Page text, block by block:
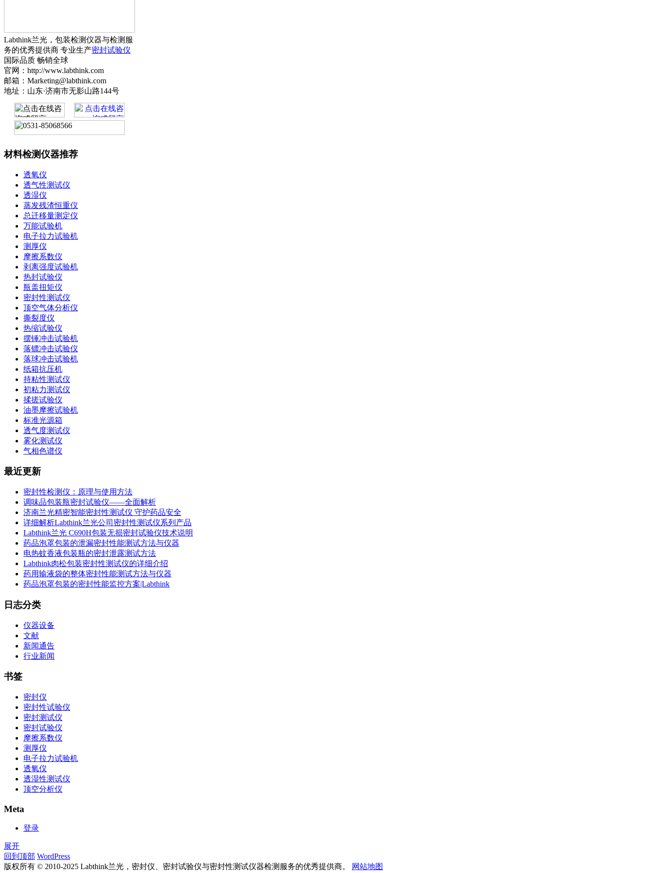
Labthink兰光，包装检测仪器与检测服
务的优秀提供商 专业生产密封试验仪
国际品质 畅销全球
官网：http://www.labthink.com
邮箱：Marketing@labthink.com
地址：山东·济南市无影山路144号
材料检测仪器推荐
透氧仪
透气性测试仪
透湿仪
蒸发残渣恒重仪
总迁移量测定仪
万能试验机
电子拉力试验机
测厚仪
摩擦系数仪
剥离强度试验机
热封试验仪
瓶盖扭矩仪
密封性测试仪
顶空气体分析仪
撕裂度仪
热缩试验仪
摆锤冲击试验机
落镖冲击试验仪
落球冲击试验机
纸箱抗压机
持粘性测试仪
初粘力测试仪
揉搓试验仪
油墨摩擦试验机
标准光源箱
透气度测试仪
雾化测试仪
气相色谱仪
最近更新
密封性检测仪：原理与使用方法
调味品包装瓶密封试验仪——全面解析
济南兰光精密智能密封性测试仪 守护药品安全
详细解析Labthink兰光公司密封性测试仪系列产品
Labthink兰光 C690H包装无损密封试验仪技术说明
药品泡罩包装的泄漏密封性能测试方法与仪器
电热蚊香液包装瓶的密封泄露测试方法
Labthink肉松包装密封性测试仪的详细介绍
药用输液袋的整体密封性能测试方法与仪器
药品泡罩包装的密封性能监控方案|Labthink
日志分类
仪器设备
文献
新闻通告
行业新闻
书签
密封仪
密封性试验仪
密封测试仪
密封试验仪
摩擦系数仪
测厚仪
电子拉力试验机
透氧仪
透湿性测试仪
顶空分析仪
Meta
登录
展开
回到顶部 WordPress
版权所有 © 2010-2025 Labthink兰光，密封仪、密封试验仪与密封性测试仪器检测服务的优秀提供商。
网站地图